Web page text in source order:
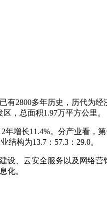
2800多年历史，历代为
，总面积1.97万平方公里。
增长11.4%。分产业看，
结构为13.7：57.3：29.0。
、云安全服务以及网络
化。